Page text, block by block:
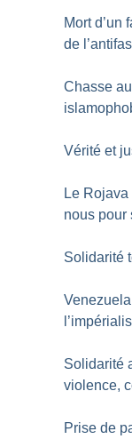
Mort d’un
de
Chasse
Vérité et
Le
nous pour
Solidarité
Solidarité
violence,
Prise de